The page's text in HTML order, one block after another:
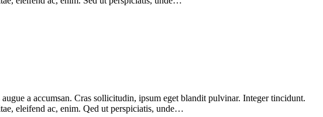
a accumsan. Cras sollicitudin, ipsum eget blandit pulvinar. Integer tincidunt.
eleifend ac, enim. Qed ut perspiciatis, unde…